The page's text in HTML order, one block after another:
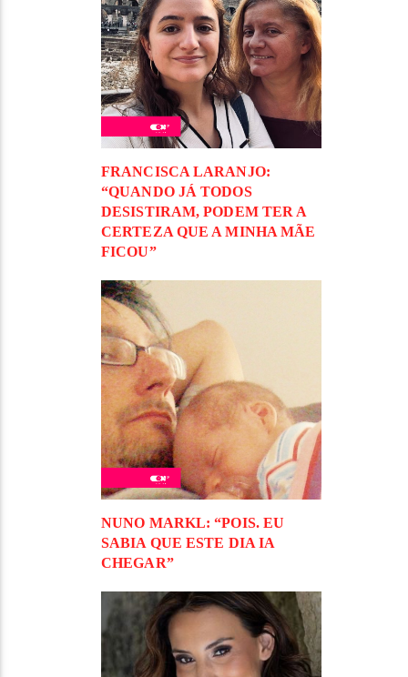
FRANCISCA LARANJO:
“QUANDO JÁ TODOS
DESISTIRAM, PODEM TER A
CERTEZA QUE A MINHA MÃE
FICOU”
NUNO MARKL: “POIS. EU
SABIA QUE ESTE DIA IA
CHEGAR”